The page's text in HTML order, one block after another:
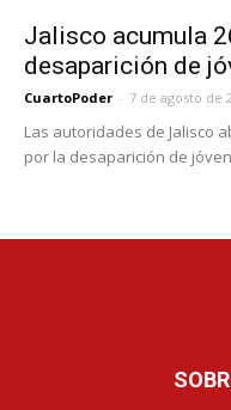
Jalisco acumula
desaparición de
CuartoPoder - 7 de agosto de
Las autoridades de Jalisco
por la desaparición de